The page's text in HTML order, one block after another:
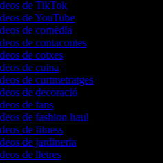
de TikTok
de YouTube
de comèdia
de contacontes
de cotxes
de cuina
de curtmetratges
de decoració
de fans
de fashion haul
de fitness
de jardineria
de lletres